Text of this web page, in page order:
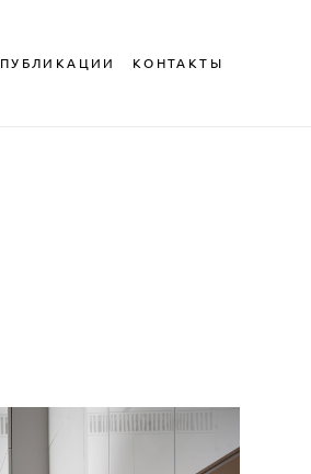
ПУБЛИКАЦИИ КОНТАКТЫ
ПУБЛИКАЦИИ КОНТАКТЫ